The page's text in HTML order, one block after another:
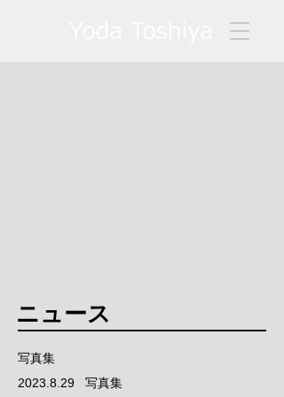
ニュース
写真集
2023.8.29 写真集